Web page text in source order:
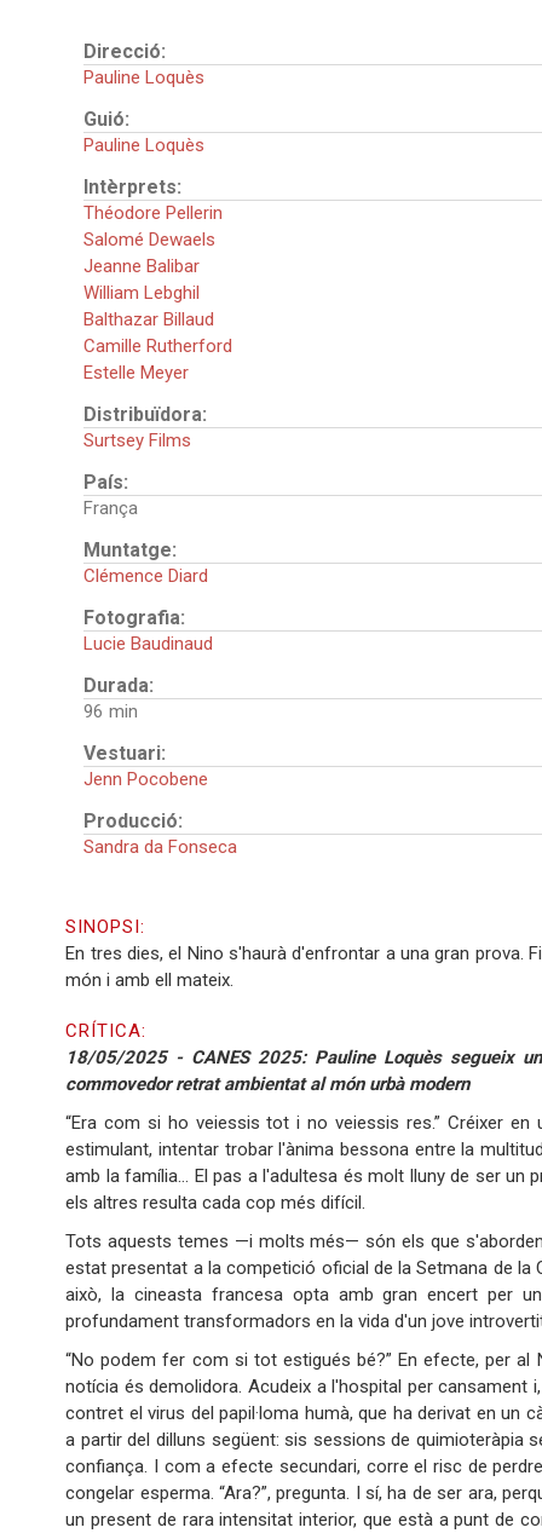
Direcció:
Pauline Loquès
Guió:
Pauline Loquès
Intèrprets:
Théodore Pellerin
Salomé Dewaels
Jeanne Balibar
William Lebghil
Balthazar Billaud
Camille Rutherford
Estelle Meyer
Distribuïdora:
Surtsey Films
País:
França
Muntatge:
Clémence Diard
Fotografia:
Lucie Baudinaud
Durada:
96
Vestuari:
Jenn Pocobene
Producció:
Sandra da Fonseca
SINOPSI:
En tres dies, el Nino s'haurà d'enfrontar a una gran prova.
món i amb ell mateix.
CRÍTICA:
18/05/2025 - CANES 2025: Pauline Loquès segueix
commovedor retrat ambientat al món urbà modern
“Era com si ho veiessis tot i no veiessis res.” Créixer
estimulant, intentar trobar l'ànima bessona entre la
amb la família… El pas a l'adultesa és molt lluny de ser
els altres resulta cada cop més difícil.
Tots aquests temes —i molts més— són els que
estat presentat a la competició oficial de la Setmana de la
això, la cineasta francesa opta amb gran encert per
profundament transformadors en la vida d'un jove
“No podem fer com si tot estigués bé?” En efecte, per al
notícia és demolidora. Acudeix a l'hospital per cansament
contret el virus del papil·loma humà, que ha derivat en
a partir del dilluns següent: sis sessions de quimioteràpia
confiança. I com a efecte secundari, corre el risc de
congelar esperma. “Ara?”, pregunta. I sí, ha de ser ara,
un present de rara intensitat interior, que està a punt de